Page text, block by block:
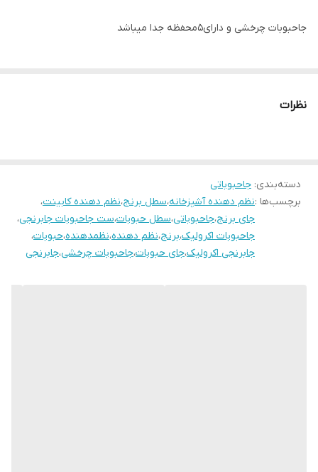
جاحبوبات چرخشی و دارای۵محفظه جدا میباشد
نظرات
دسته‌بندی: جاحبوباتی
برچسب‌ها :نظم دهنده آشپزخانه،سطل برنج،نظم دهنده کابینت،
جای برنج،جاحبوباتی،سطل حبوبات،ست جاحبوبات جابرنجی،
جاحبوبات اکرولیک،برنج،نظم دهنده،نظمدهنده،حبوبات،
جابرنجی اکرولیک،جای حبوبات،جاحبوبات چرخشی،جابرنجی